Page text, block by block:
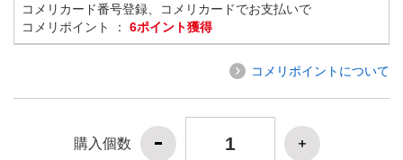
コメリカード番号登録、コメリカードでお支払いで
コメリポイント ： 6ポイント獲得
コメリポイントについて
購入個数